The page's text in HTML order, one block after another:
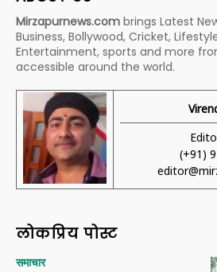
Mirzapurnews.com brings Latest
Business, Bollywood, Cricket,
Entertainment, sports and more
accessible around the world.
(+91)
लोकप्रिय पोस्ट
समाचार